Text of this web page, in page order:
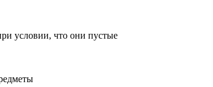
условии, что они пустые